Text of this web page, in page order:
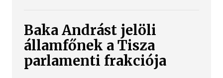
Baka Andrást jelöli
államfőnek a Tisza
parlamenti frakciója